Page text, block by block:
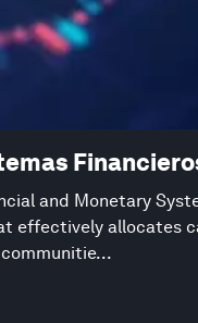
and Monetary
effectively allocates